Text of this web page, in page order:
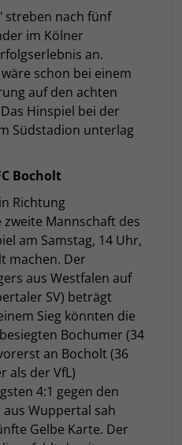
streben nach fünf
im Kölner
an.
schon bei einem
auf den achten
Hinspiel bei der
Südstadion unterlag
Bocholt
Richtung
Mannschaft des
am Samstag, 14 Uhr,
machen. Der
aus Westfalen auf
SV) beträgt
Sieg könnten die
Bochumer (34
an Bocholt (36
als der VfL)
4:1 gegen den
Wuppertal sah
Gelbe Karte. Der